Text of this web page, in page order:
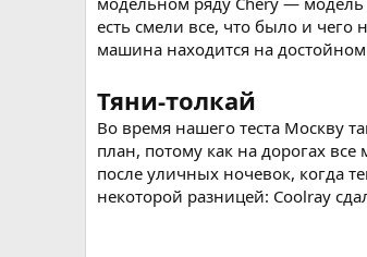
есть смели все, что было и
машина находится на
Тяни-толкай
Во время нашего теста Москву
план, потому как на дорогах
после уличных ночевок, когда
некоторой разницей: Coolray